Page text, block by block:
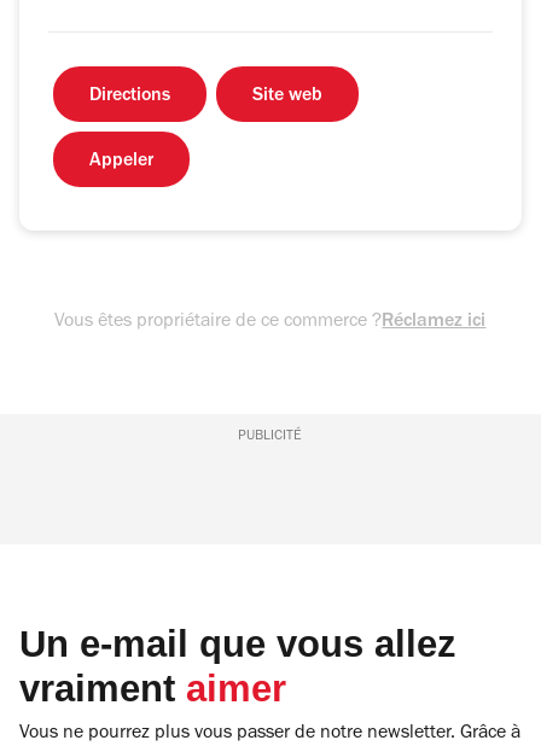
Directions Site web
Appeler
Vous êtes propriétaire de ce commerce ?Réclamez ici
PUBLICITÉ
Un e-mail que vous allez
vraiment aimer
Vous ne pourrez plus vous passer de notre newsletter. Grâce à